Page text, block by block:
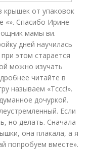
крышек от упаковок
«». Спасибо Ирине
мамы ви.
дней научилась
этом старается
можно изучать
читайте в
называем «Тссс!».
дочуркой.
Если
но делать. Сначала
она плакала, а я
попробуем вместе».